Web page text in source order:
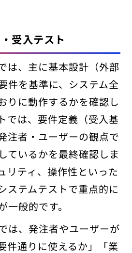
受入テスト
は、主に基本設計（外部
件を基準に、システム全
りに動作するかを確認し
では、要件定義（受入基
注者・ユーザーの観点で
ているかを最終確認しま
リティ、操作性といった
ステムテストで重点的に
一般的です。
は、発注者やユーザーが
件通りに使えるか」「業